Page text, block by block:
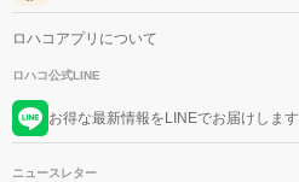
ロハコアプリについて
ロハコ公式LINE
お得な最新情報をLINEでお届けします
ニュースレター